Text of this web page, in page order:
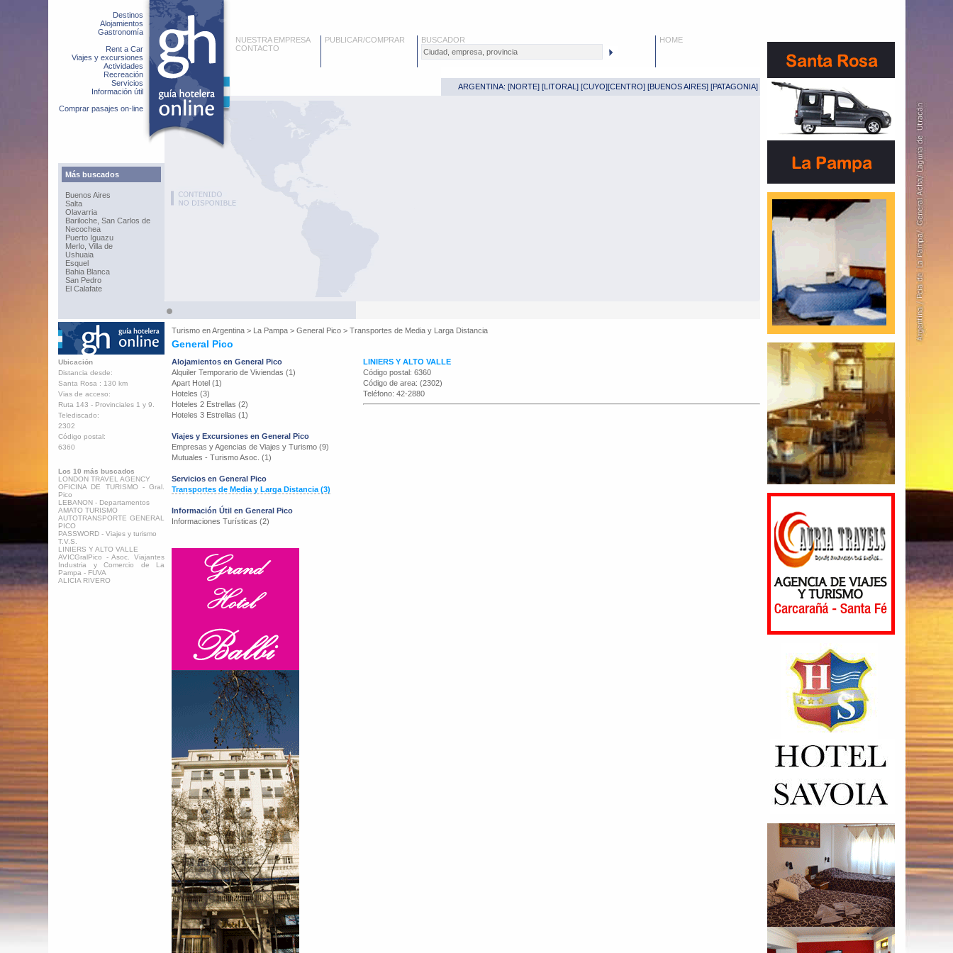
Destinos
Alojamientos
Gastronomía
Rent a Car
Viajes y excursiones
Actividades
Recreación
Servicios
Información útil
Comprar pasajes on-line
Más buscados
Buenos Aires
Salta
Olavarria
Bariloche, San Carlos de
Necochea
Puerto Iguazu
Merlo, Villa de
Ushuaia
Esquel
Bahia Blanca
San Pedro
El Calafate
NUESTRA EMPRESA
CONTACTO
PUBLICAR/COMPRAR BUSCADOR HOME
ARGENTINA: [NORTE] [LITORAL ] [CUYO][CENTRO] [BUENOS AIRES] [PATAGONIA]
Turismo enArgentina > La Pampa > General Pico > Transportes de Media y Larga Distancia
General Pico
Ubicación
Distancia desde:
Santa Rosa : 130 km
Vias de acceso:
Ruta 143 - Provinciales 1 y 9.
Telediscado:
2302
Código postal:
6360
Los 10 más buscados
LONDON TRAVEL AGENCY
OFICINA DE TURISMO - Gral.
Pico
LEBANON - Departamentos
AMATO TURISMO
AUTOTRANSPORTE GENERAL
PICO
PASSWORD - Viajes y turismo
T.V.S.
LINIERS Y ALTO VALLE
AVICGralPico - Asoc. Viajantes
Industria y Comercio de La
Pampa - FUVA
ALICIA RIVERO
Alojamientos en General Pico
Alquiler Temporario de Viviendas (1)
Apart Hotel (1)
Hoteles (3)
Hoteles 2 Estrellas (2)
Hoteles 3 Estrellas (1)
Viajes y Excursiones en General Pico
Empresas y Agencias de Viajes y Turismo (9)
Mutuales - Turismo Asoc. (1)
Servicios en General Pico
Transportes de Media y Larga Distancia (3)
Información Útil en General Pico
Informaciones Turísticas (2)
LINIERS Y ALTO VALLE
Código postal: 6360
Código de area: (2302)
Teléfono: 42-2880